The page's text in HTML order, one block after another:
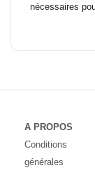
nécessaires
A PROPOS
Conditions
générales